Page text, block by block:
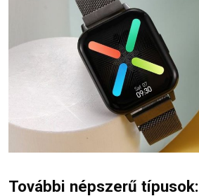
További népszerű típusok: